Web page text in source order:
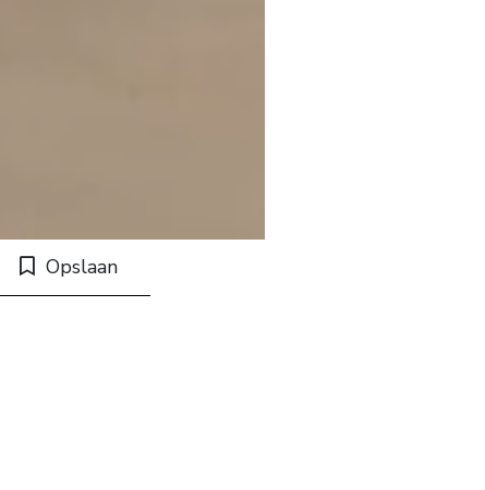
Opslaan